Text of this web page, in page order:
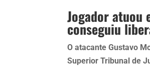
Jogador atuou
conseguiu
O atacante Gustavo
Superior Tribunal de